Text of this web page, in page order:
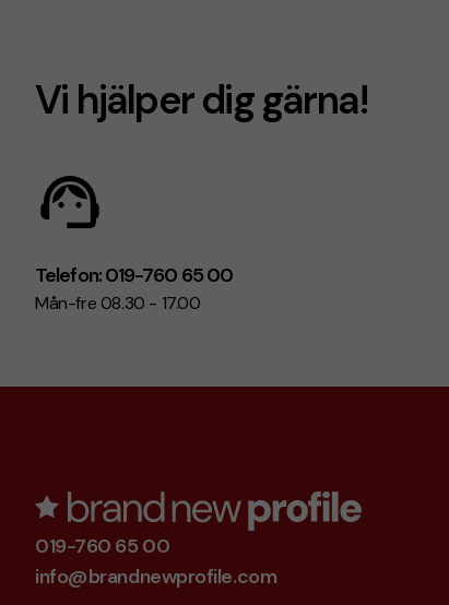
Vi hjälper dig gärna!
Telefon: 019-760 65 00
Mån-fre 08.30 - 17.00
019-760 65 00
info@brandnewprofile.com